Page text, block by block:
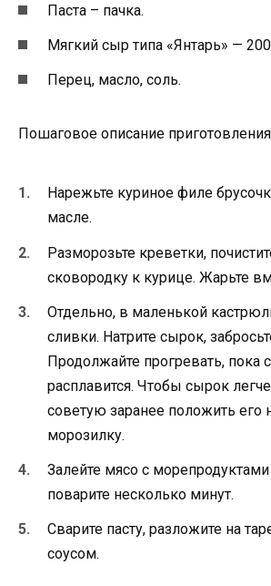
Паста – пачка.
Мягкий сыр типа «Янтарь» — 200
Перец, масло, соль.
Пошаговое описание
Нарежьте куриное филе
масле.
Разморозьте креветки,
сковородку к курице. Жарьте
Отдельно, в маленькой
сливки. Натрите сырок,
Продолжайте прогревать, пока
расплавится. Чтобы сырок
советую заранее положить его
морозилку.
Залейте мясо с
поварите несколько минут.
Сварите пасту, разложите на
соусом.